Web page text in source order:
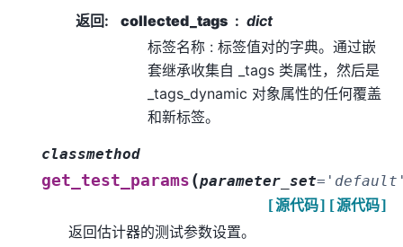
返回: collected_tags
dict
标签名称 : 标签值对的字典。通过嵌
套继承收集自 _tags 类属性，然后是
_tags_dynamic 对象属性的任何覆盖
和新标签。
classmethod
get_test_params (parameter_set=
[源代码]
[源代码]
返回估计器的测试参数设置。